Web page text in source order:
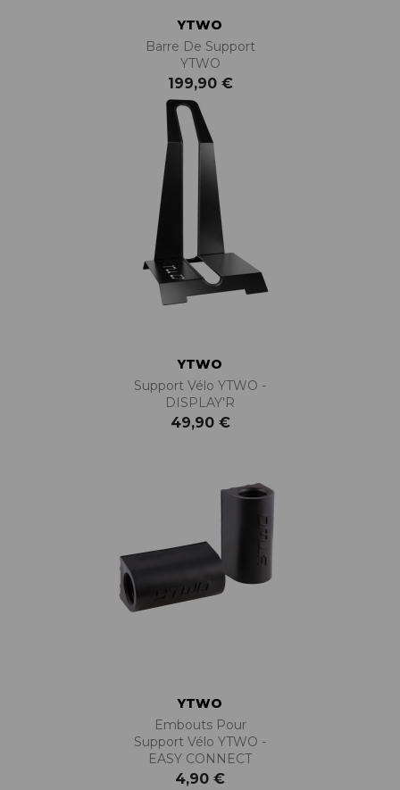
YTWO
Barre De Support
YTWO
199,90 €
YTWO
Support Vélo YTWO -
DISPLAY'R
49,90 €
YTWO
Embouts Pour
Support Vélo YTWO -
EASY CONNECT
4,90 €